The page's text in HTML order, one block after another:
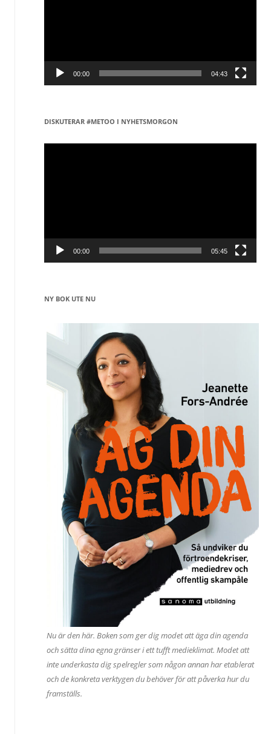
00:00 04:43
DISKUTERAR #METOO I NYHETSMORGON
Videospelare
00:00 05:45
NY BOK UTE NU
Nu är den här. Boken som ger dig modet att äga din agenda
och sätta dina egna gränser i ett tufft medieklimat. Modet att
inte underkasta dig spelregler som någon annan har etablerat
och de konkreta verktygen du behöver för att påverka hur du
framställs.